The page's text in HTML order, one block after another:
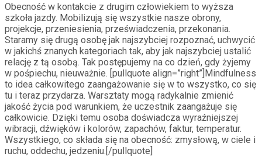
Obecność w kontakcie z drugim człowiekiem to wyższa
szkoła jazdy. Mobilizują się wszystkie nasze obrony,
projekcje, przeniesienia, przeświadczenia, przekonania.
Staramy się drugą osobę jak najszybciej rozpoznać, uchwycić
w jakichś znanych kategoriach tak, aby jak najszybciej ustalić
relację z tą osobą. Tak postępujemy na co dzień, gdy żyjemy
w pośpiechu, nieuważnie. [pullquote align=”right”]Mindfulness
to idea całkowitego zaangażowanie się w to wszystko, co się
tu i teraz przydarza. Warsztaty mogą radykalnie zmienić
jakość życia pod warunkiem, że uczestnik zaangażuje się
całkowicie. Dzięki temu osoba doświadcza wyraźniejszej
wibracji, dźwięków i kolorów, zapachów, faktur, temperatur.
Wszystkiego, co składa się na obecność: zmysłową, w ciele i
ruchu, oddechu, jedzeniu.[/pullquote]